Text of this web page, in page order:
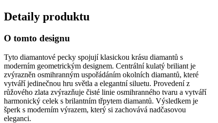
Detaily produktu
O tomto designu
Tyto diamantové pecky spojují klasickou krásu diamantů s
moderním geometrickým designem. Centrální kulatý briliant je
zvýrazněn osmihranným uspořádáním okolních diamantů, které
vytváří jedinečnou hru světla a elegantní siluetu. Provedení z
růžového zlata zvýrazňuje čisté linie osmihranného tvaru a vytváří
harmonický celek s brilantním třpytem diamantů. Výsledkem je
šperk s moderním výrazem, který si zachovává nadčasovou
eleganci.